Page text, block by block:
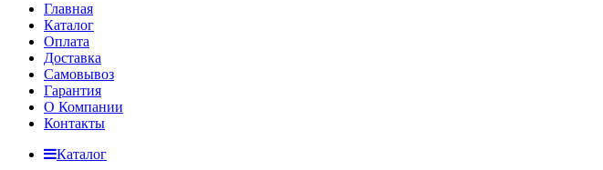
Главная
Каталог
Оплата
Доставка
Самовывоз
Гарантия
О Компании
Контакты
Каталог